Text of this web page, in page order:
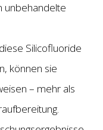
unbehandelte
Silicofluoride
können sie
– mehr als